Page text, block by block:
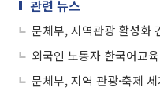
관련 뉴스
문체부, 지역 관광·축제